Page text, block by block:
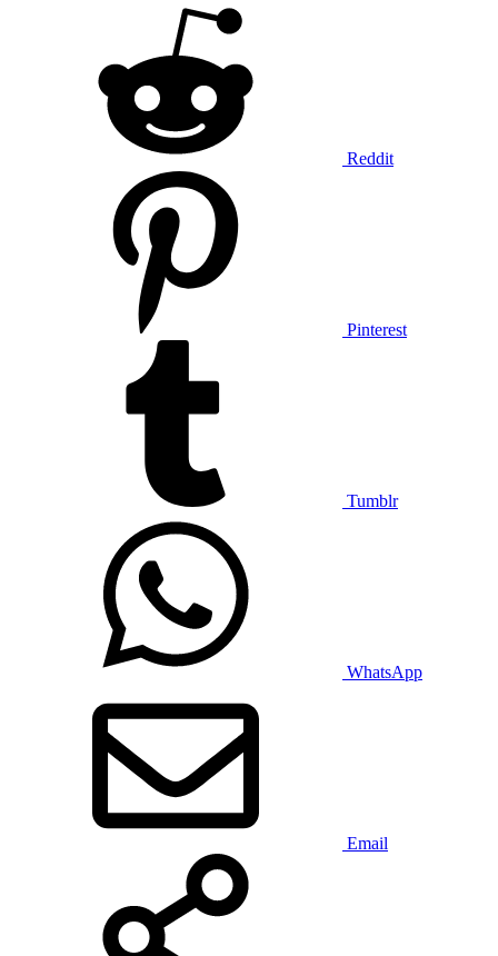
Reddit
Pinterest
Tumblr
WhatsApp
Email